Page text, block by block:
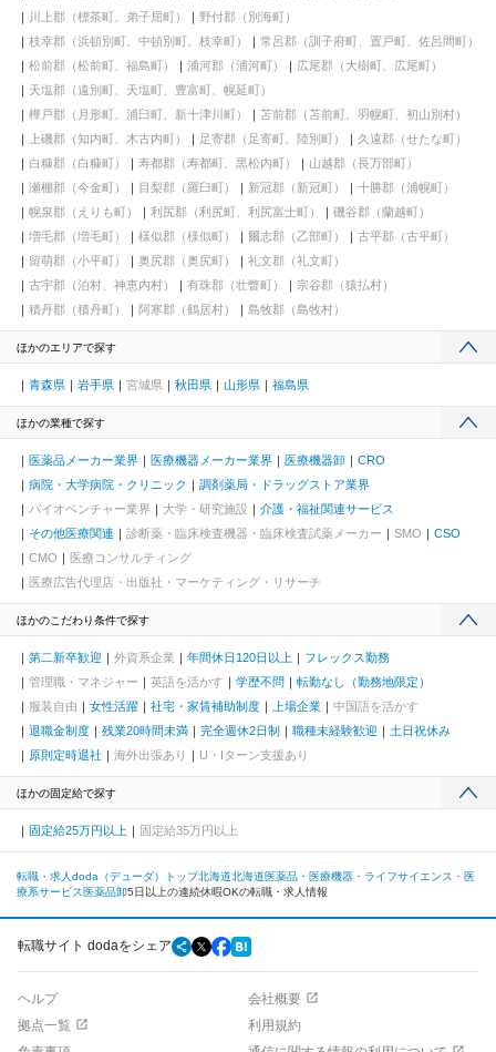
川上郡（標茶町、弟子屈町）
野付郡（別海町）
枝幸郡（浜頓別町、中頓別町、枝幸町）
常呂郡（訓子府町、置戸町、佐呂間町）
松前郡（松前町、福島町）
浦河郡（浦河町）
広尾郡（大樹町、広尾町）
天塩郡（遠別町、天塩町、豊富町、幌延町）
樺戸郡（月形町、浦臼町、新十津川町）
苫前郡（苫前町、羽幌町、初山別村）
上磯郡（知内町、木古内町）
足寄郡（足寄町、陸別町）
久遠郡（せたな町）
白糠郡（白糠町）
寿都郡（寿都町、黒松内町）
山越郡（長万部町）
瀬棚郡（今金町）
目梨郡（羅臼町） 新冠郡（新冠町）
十勝郡（浦幌町）
幌泉郡（えりも町）
利尻郡（利尻町、利尻富士町）
磯谷郡（蘭越町）
増毛郡（増毛町）
様似郡（様似町） 爾志郡（乙部町）
古平郡（古平町）
留萌郡（小平町）
奥尻郡（奥尻町）
礼文郡（礼文町）
古宇郡（泊村、神恵内村）
有珠郡（壮瞥町）
宗谷郡（猿払村）
積丹郡（積丹町）
阿寒郡（鶴居村） 島牧郡（島牧村）
ほかのエリアで探す
青森県 岩手県 宮城県 秋田県 山形県 福島県
ほかの業種で探す
医薬品メーカー業界 医療機器メーカー業界 医療機器卸
CRO
病院・大学病院・クリニック
調剤薬局・ドラッグストア業界
バイオベンチャー業界
大学・研究施設
介護・福祉関連サービス
その他医療関連
診断薬・臨床検査機器・臨床検査試薬メーカー SMO
CSO
CMO
医療コンサルティング
医療広告代理店・出版社・マーケティング・リサーチ
ほかのこだわり条件で探す
第二新卒歓迎 外資系企業 年間休日120日以上
フレックス勤務
管理職・マネジャー
英語を活かす 学歴不問
転勤なし（勤務地限定）
服装自由
女性活躍 社宅・家賃補助制度 上場企業
中国語を活かす
退職金制度
残業20時間未満 完全週休2日制 職種未経験歓迎
土日祝休み
原則定時退社
海外出張あり U・Iターン支援あり
ほかの固定給で探す
固定給25万円以上 固定給35万円以上
転職・求人doda（デューダ）トップ北海道北海道医薬品・医療機器・ライフサイエンス・医
療系サービス 医薬品卸5日以上の連続休暇OKの転職・求人情報
転職サイト dodaをシェア
ヘルプ
会社概要
拠点一覧
利用規約